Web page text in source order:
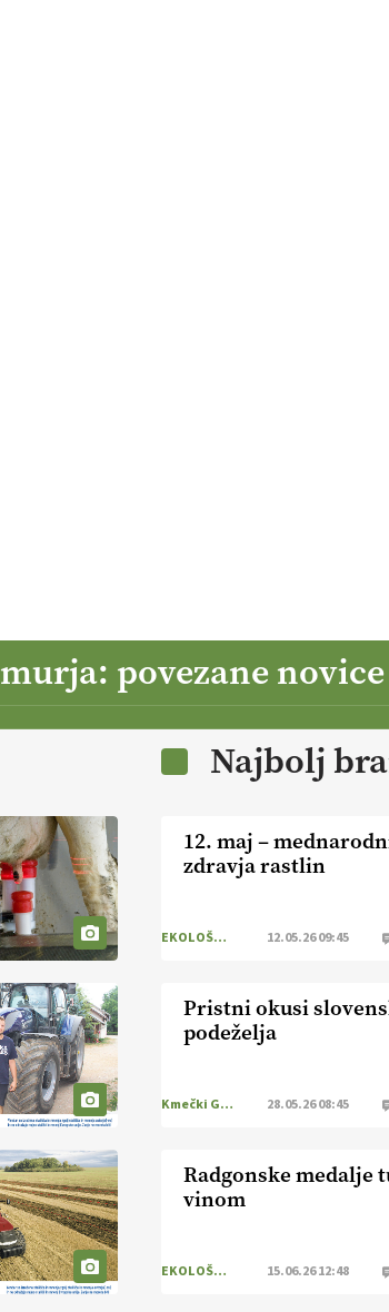
povezane novice
Najbolj
12. maj –
zdravja rastlin
EKOLOŠKO LOGIČNO 12.05.26 09:45
Pristni okusi
podeželja
Kmečki Glas 28.05.26 08:45
Radgonske medalje
vinom
EKOLOŠKO LOGIČNO 15.06.26 12:48